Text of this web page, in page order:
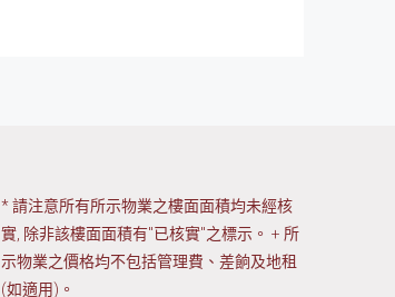
* 請注意所有所示物業之樓面面積均未經核
實, 除非該樓面面積有"已核實"之標示。 + 所
示物業之價格均不包括管理費、差餉及地租
(如適用)。